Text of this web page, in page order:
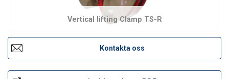
Vertical lifting Clamp TS-R
Kontakta oss